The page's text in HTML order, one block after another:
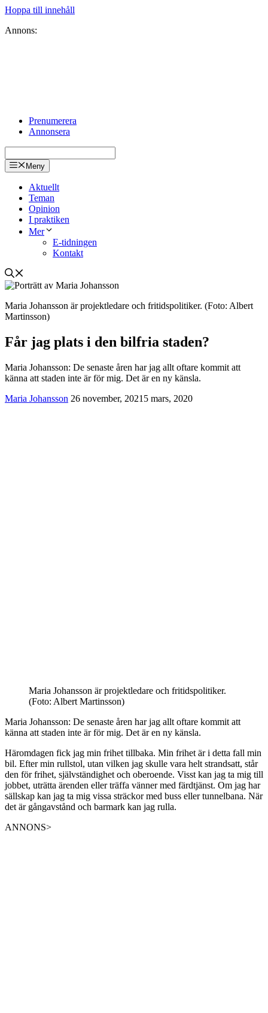
Hoppa till innehåll
Annons:
Prenumerera
Annonsera
Meny
Aktuellt
Teman
Opinion
I praktiken
Mer
E-tidningen
Kontakt
Maria Johansson är projektledare och fritidspolitiker. (Foto: Albert
Martinsson)
Får jag plats i den bilfria staden?
Maria Johansson: De senaste åren har jag allt oftare kommit att
känna att staden inte är för mig. Det är en ny känsla.
Maria Johansson 26 november, 2021 5 mars, 2020
Maria Johansson är projektledare och fritidspolitiker.
(Foto: Albert Martinsson)
Maria Johansson: De senaste åren har jag allt oftare kommit att
känna att staden inte är för mig. Det är en ny känsla.
Häromdagen fick jag min frihet tillbaka. Min frihet är i detta fall min
bil. Efter min rullstol, utan vilken jag skulle vara helt strandsatt, står
den för frihet, självständighet och oberoende. Visst kan jag ta mig till
jobbet, uträtta ärenden eller träffa vänner med färdtjänst. Om jag har
sällskap kan jag ta mig vissa sträckor med buss eller tunnelbana. När
det är gångavstånd och barmark kan jag rulla.
ANNONS>